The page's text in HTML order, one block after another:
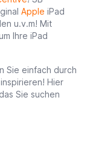
Apple iPad
u.v.m! Mit
Ihre iPad
Sie einfach durch
Hier
Sie suchen